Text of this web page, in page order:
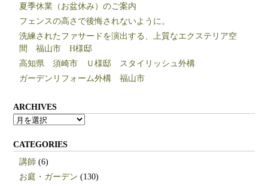
夏季休業（お盆休み）のご案内
フェンスの高さで後悔されないように。
洗練されたファサードを演出する、上質なエクステリア空
間 福山市 H様邸
高知県 須崎市 Ｕ様邸 スタイリッシュ外構
ガーデンリフォーム外構 福山市
ARCHIVES
ARCHIVES
CATEGORIES
講師 (6)
お庭・ガーデン (130)